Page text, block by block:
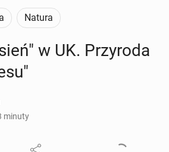
Natura
w UK. Przy­ro­da
minuty